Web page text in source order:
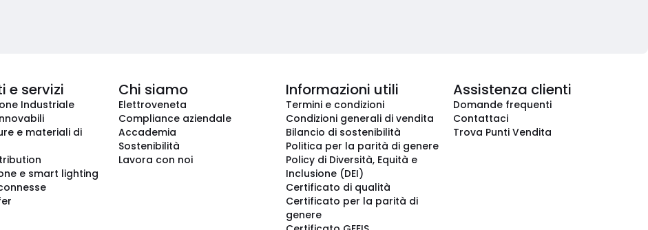
e servizi
Industriale
e materiali di
e smart lighting
Chi siamo
Elettroveneta
Compliance aziendale
Accademia
Sostenibilità
Lavora con noi
Informazioni utili
Termini e condizioni
Condizioni generali di vendita
Bilancio di sostenibilità
Politica per la parità di genere
Policy di Diversità, Equità e
Inclusione (DEI)
Certificato di qualità
Certificato per la parità di
genere
Assistenza clienti
Domande frequenti
Contattaci
Trova Punti Vendita